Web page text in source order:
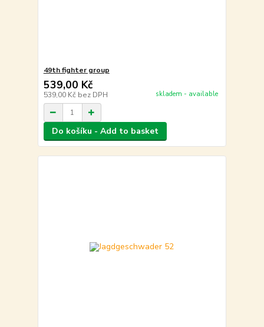
49th fighter group
539,00 Kč
539,00 Kč bez DPH skladem - available
Do košíku - Add to basket